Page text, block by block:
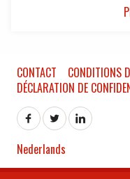
CONTACT
CONDITIONS
DÉCLARATION DE
Nederlands